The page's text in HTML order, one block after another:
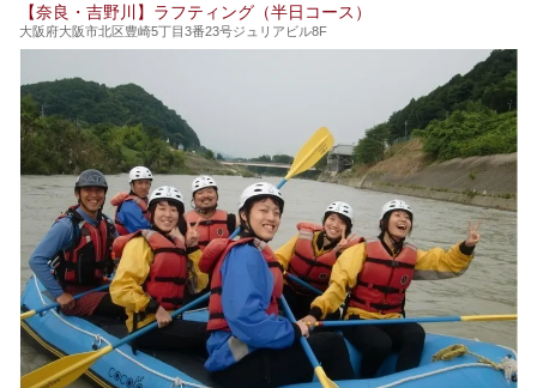
開湯300年と歴史のある霊験あらたかな吉野の湯で、春を感
じる湯治の旅はいかがでしょう。
今回は奈良県吉野のおすすめ温泉を紹介いたします！
【奈良・吉野川】ラフティング（半日コース）
大阪府大阪市北区豊崎5丁目3番23号ジュリアビル8F